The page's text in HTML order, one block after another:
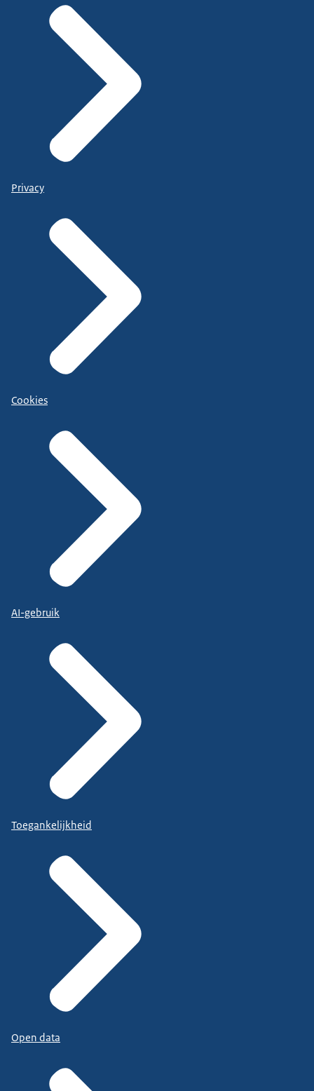
Privacy
Cookies
AI-gebruik
Toegankelijkheid
Open data